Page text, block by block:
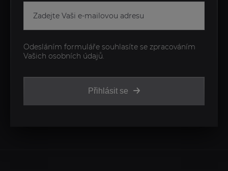
Přihlásit se
Odesláním formuláře souhlasíte se zpracováním
Vašich osobních údajů.